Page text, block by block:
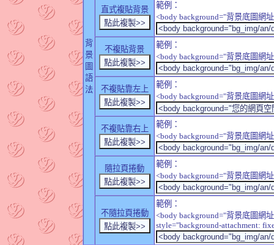
背
景
圖
語
法
直式複貼背景
範例：
<body background="背景底圖網
不複貼背景
範例：
<body background="背景底圖網
不複貼靠左上
範例：
<body background="背景底圖網
不複貼靠右上
範例：
<body background="背景底圖網
隨拉頁捲動
範例：
<body background="背景底圖網
不隨拉頁捲動
範例：
<body background="背景底圖網
style="background-attachment: